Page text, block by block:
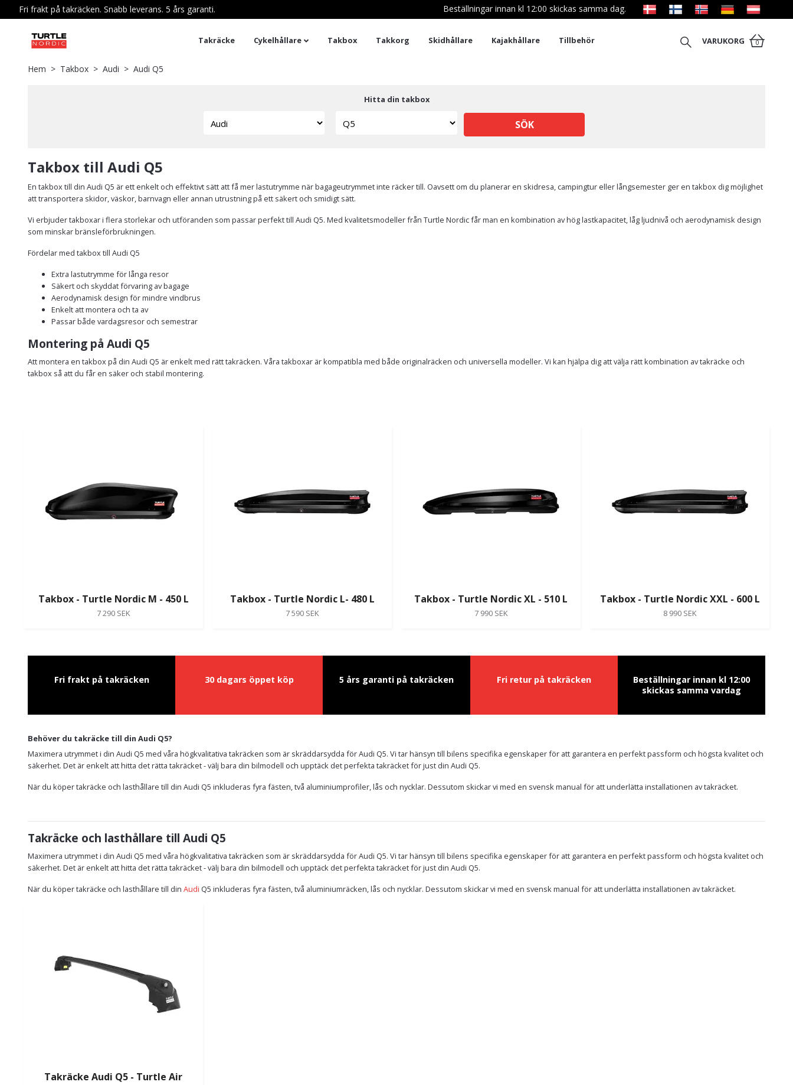
Fri frakt på takräcken. Snabb leverans. 5 års garanti. Beställningar innan kl 12:00 skickas samma dag.
Takräcke Cykelhållare Takbox Takkorg Skidhållare Kajakhållare Tillbehör VARUKORG 0
Hem Takbox Audi Audi Q5
Hitta din takbox
SÖK
Takbox till Audi Q5
En takbox till din Audi Q5 är ett enkelt och effektivt sätt att få mer lastutrymme när bagageutrymmet inte räcker till. Oavsett om du planerar en skidresa, campingtur eller långsemester ger en takbox dig möjlighet
att transportera skidor, väskor, barnvagn eller annan utrustning på ett säkert och smidigt sätt.
Vi erbjuder takboxar i flera storlekar och utföranden som passar perfekt till Audi Q5. Med kvalitetsmodeller från Turtle Nordic får man en kombination av hög lastkapacitet, låg ljudnivå och aerodynamisk design
som minskar bränsleförbrukningen.
Fördelar med takbox till Audi Q5
Extra lastutrymme för långa resor
Säkert och skyddat förvaring av bagage
Aerodynamisk design för mindre vindbrus
Enkelt att montera och ta av
Passar både vardagsresor och semestrar
Montering på Audi Q5
Att montera en takbox på din Audi Q5 är enkelt med rätt takräcken. Våra takboxar är kompatibla med både originalräcken och universella modeller. Vi kan hjälpa dig att välja rätt kombination av takräcke och
takbox så att du får en säker och stabil montering.
Takbox - Turtle Nordic M - 450 L
7 290 SEK
Takbox - Turtle Nordic L- 480 L
7 590 SEK
Takbox - Turtle Nordic XL - 510 L
7 990 SEK
Takbox - Turtle Nordic XXL - 600 L
8 990 SEK
Fri frakt på takräcken 30 dagars öppet köp 5 års garanti på takräcken Fri retur på takräcken
Beställningar innan kl 12:00
skickas samma vardag
Behöver du takräcke till din Audi Q5?
Maximera utrymmet i din Audi Q5 med våra högkvalitativa takräcken som är skräddarsydda för Audi Q5. Vi tar hänsyn till bilens specifika egenskaper för att garantera en perfekt passform och högsta kvalitet och
säkerhet. Det är enkelt att hitta det rätta takräcket - välj bara din bilmodell och upptäck det perfekta takräcket för just din Audi Q5.
När du köper takräcke och lasthållare till din Audi Q5 inkluderas fyra fästen, två aluminiumprofiler, lås och nycklar. Dessutom skickar vi med en svensk manual för att underlätta installationen av takräcket.
Takräcke och lasthållare till Audi Q5
Maximera utrymmet i din Audi Q5 med våra högkvalitativa takräcken som är skräddarsydda för Audi Q5. Vi tar hänsyn till bilens specifika egenskaper för att garantera en perfekt passform och högsta kvalitet och
säkerhet. Det är enkelt att hitta det rätta takräcket - välj bara din bilmodell och upptäck det perfekta takräcket för just din Audi Q5.
När du köper takräcke och lasthållare till din Audi Q5 inkluderas fyra fästen, två aluminiumräcken, lås och nycklar. Dessutom skickar vi med en svensk manual för att underlätta installationen av takräcket.
Takräcke Audi Q5 - Turtle Air